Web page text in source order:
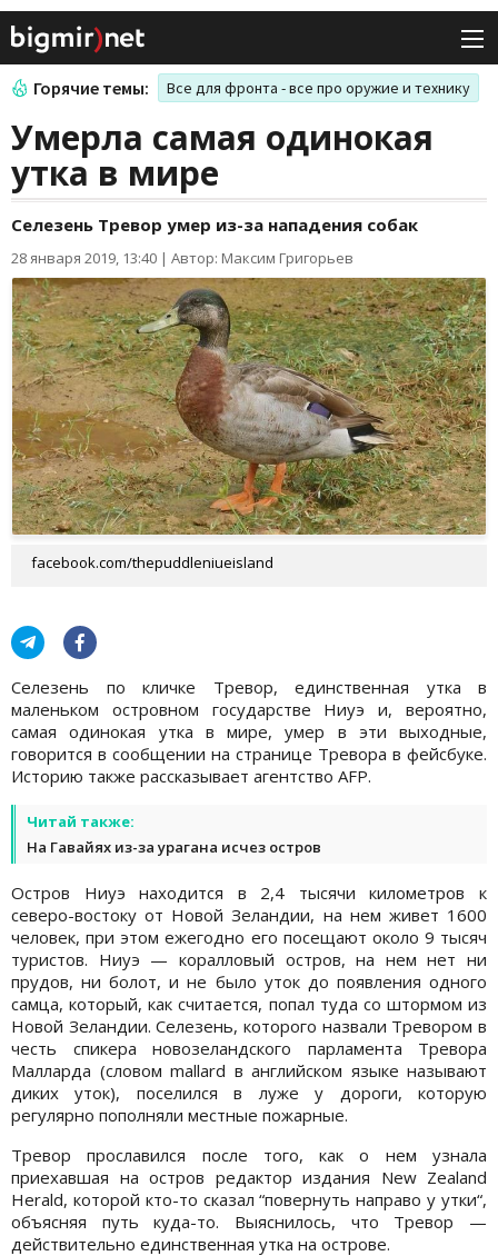
Горячие темы: Все для фронта - все про оружие и технику
Умерла самая одинокая
утка в мире
Селезень Тревор умер из-за нападения собак
28 января 2019, 13:40 | Автор: Максим Григорьев
facebook.com/thepuddleniueisland
Селезень по кличке Тревор, единственная утка в
маленьком островном государстве Ниуэ и, вероятно,
самая одинокая утка в мире, умер в эти выходные,
говорится в сообщении на странице Тревора в фейсбуке.
Историю также рассказывает агентство AFP.
Читай также:
На Гавайях из-за урагана исчез остров
Остров Ниуэ находится в 2,4 тысячи километров к
северо-востоку от Новой Зеландии, на нем живет 1600
человек, при этом ежегодно его посещают около 9 тысяч
туристов. Ниуэ — коралловый остров, на нем нет ни
прудов, ни болот, и не было уток до появления одного
самца, который, как считается, попал туда со штормом из
Новой Зеландии. Селезень, которого назвали Тревором в
честь спикера новозеландского парламента Тревора
Малларда (словом mallard в английском языке называют
диких уток), поселился в луже у дороги, которую
регулярно пополняли местные пожарные.
Тревор прославился после того, как о нем узнала
приехавшая на остров редактор издания New Zealand
Herald, которой кто-то сказал “повернуть направо у утки“,
объясняя путь куда-то. Выяснилось, что Тревор —
действительно единственная утка на острове.